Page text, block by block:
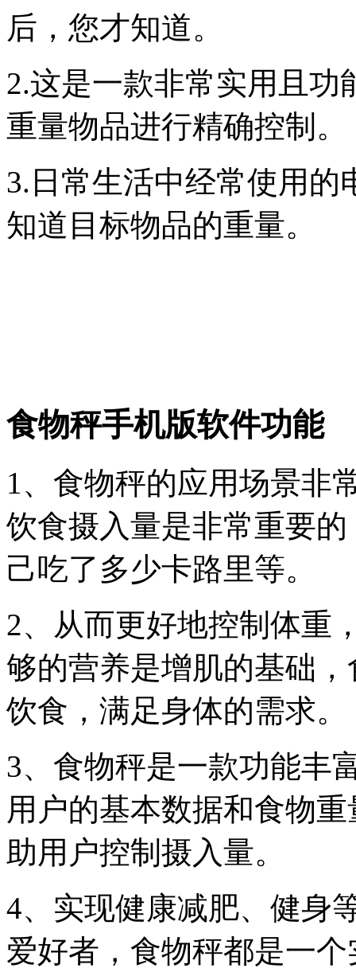
后，您才知道。
2.这是一款非常实用且
重量物品进行精确控制。
3.日常生活中经常使用
知道目标物品的重量。
食物秤手机版软件功能
1、食物秤的应用场景非
饮食摄入量是非常重要
己吃了多少卡路里等。
2、从而更好地控制体重
够的营养是增肌的基础
饮食，满足身体的需求。
3、食物秤是一款功能丰
用户的基本数据和食物
助用户控制摄入量。
4、实现健康减肥、健身
爱好者，食物秤都是一